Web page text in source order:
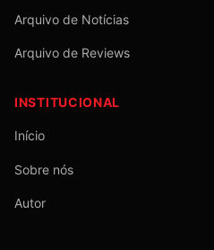
Arquivo de Notícias
Arquivo de Reviews
INSTITUCIONAL
Início
Sobre nós
Autor